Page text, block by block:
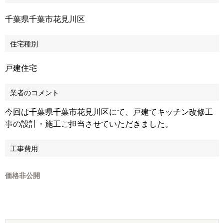
千葉県千葉市花見川区
住宅種別
戸建住宅
業者のコメント
今回は千葉県千葉市花見川区にて、戸建てキッチン改修工
事の設計・施工ご担当させていただきました。
工事費用
価格非公開